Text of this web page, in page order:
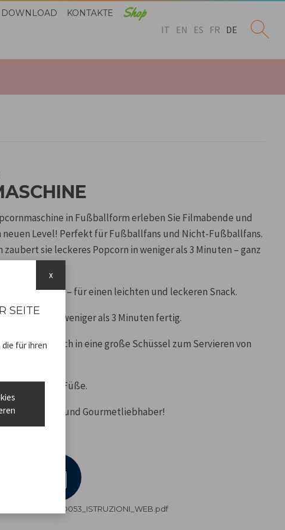
DOWNLOAD KONTAKTE Shop
IT EN ES FR DE
in Fußballform erleben Sie Filmabende und
Level! Perfekt für Fußballfans und Nicht-Fußballfans.
sie leckeres Popcorn in weniger als 3 Minuten – ganz
Öl und Butter – für einen leichten und leckeren Snack.
ist in weniger als 3 Minuten fertig.
verwandelt sich in eine große Schüssel zum Servieren von
rutschfester Füße.
für Sport- und Gourmetliebhaber!
P101CUD053_ISTRUZIONI_WEB.pdf
SEITE
für ihren
x